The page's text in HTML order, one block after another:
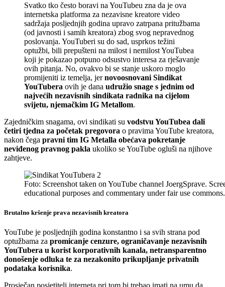
Svatko tko često boravi na YouTubeu zna da je ova
internetska platforma za nezavisne kreatore video
sadržaja posljednjih godina upravo zatrpana pritužbama
(od javnosti i samih kreatora) zbog svog nepravednog
poslovanja. YouTuberi su do sad, usprkos težini
optužbi, bili prepušteni na milost i nemilost YouTubea
koji je pokazao potpuno odsustvo interesa za rješavanje
ovih pitanja. No, ovakvo bi se stanje uskoro moglo
promijeniti iz temelja, jernovoosnovani Sindikat
YouTubera ovih je dana udružio snage s jednim od
najvećih nezavisnih sindikata radnika na cijelom
svijetu, njemačkim IG Metallom.
Zajedničkim snagama, ovi sindikati su vodstvu YouTubea dali
četiri tjedna za početak pregovora o pravima YouTube kreatora,
nakon čega pravni tim IG Metalla obećava pokretanje
neviđenog pravnog pakla ukoliko se YouTube ogluši na njihove
zahtjeve.
Foto: Screenshot taken on YouTube channel JoergSprave.
educational purposes and commentary under fair use commons.
Brutalno kršenje prava nezavisnih kreatora
YouTube je posljednjih godina konstantno i sa svih strana pod
optužbama za promicanje cenzure, ograničavanje nezavisnih
YouTubera u korist korporativnih kanala, netransparentno
donošenje odluka te za nezakonito prikupljanje privatnih
podataka korisnika.